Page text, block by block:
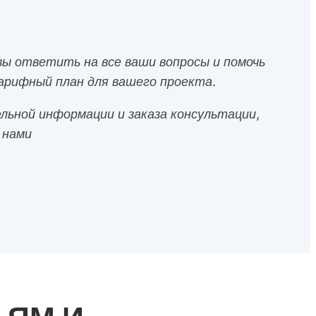
ответить на все ваши вопросы и помочь
план для вашего проекта.
информации и заказа консультации,